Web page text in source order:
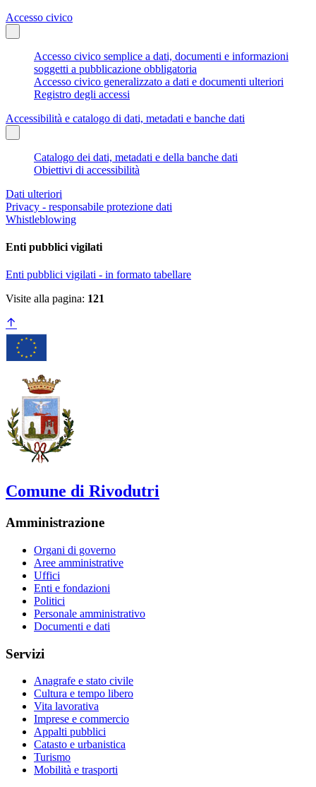
Accesso civico
Accesso civico semplice a dati, documenti e informazioni
soggetti a pubblicazione obbligatoria
Accesso civico generalizzato a dati e documenti ulteriori
Registro degli accessi
Accessibilità e catalogo di dati, metadati e banche dati
Catalogo dei dati, metadati e della banche dati
Obiettivi di accessibilità
Dati ulteriori
Privacy - responsabile protezione dati
Whistleblowing
Enti pubblici vigilati
Enti pubblici vigilati - in formato tabellare
Visite alla pagina: 121
Comune di Rivodutri
Amministrazione
Organi di governo
Aree amministrative
Uffici
Enti e fondazioni
Politici
Personale amministrativo
Documenti e dati
Servizi
Anagrafe e stato civile
Cultura e tempo libero
Vita lavorativa
Imprese e commercio
Appalti pubblici
Catasto e urbanistica
Turismo
Mobilità e trasporti